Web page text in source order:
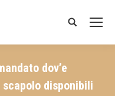
Search:
dov’e
disponibili